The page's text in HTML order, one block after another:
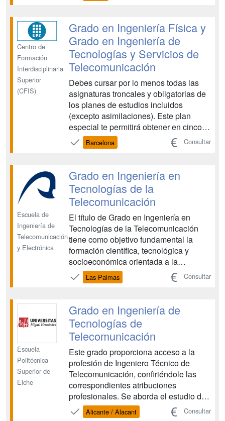
Centro de
Formación
Interdisciplinaria
Superior
(CFIS)
Grado en Ingeniería Física y
Grado en Ingeniería de
Tecnologías y Servicios de
Telecomunicación
Debes cursar por lo menos todas las
asignaturas troncales y obligatorias de
los planes de estudios incluidos
(excepto asimilaciones). Este plan
especial te permitirá obtener en cinco
años dos títulos oficiales y un título
propio de la Universitat Politècnica de
Este estudio pertenece a los ámbitos
de: Cien...
Barcelona Consultar
Escuela de
Ingeniería de
Telecomunicación
y Electrónica
Grado en Ingeniería en
Tecnologías de la
Telecomunicación
El título de Grado en Ingeniería en
Tecnologías de la Telecomunicación
tiene como objetivo fundamental la
formación científica, tecnológica y
socioeconómica orientada a la
preparación para el ejercicio
profesional en el desarrollo y aplicación
las Comunicaciones (TIC) en el ámbito
de la Telecomunicación. El fu...
Las Palmas Consultar
Escuela
Politécnica
Superior de
Elche
Grado en Ingeniería de
Tecnologías de
Telecomunicación
Este grado proporciona acceso a la
profesión de Ingeniero Técnico de
Telecomunicación, confiriéndole las
correspondientes atribuciones
profesionales. Se aborda el estudio de
las tecnologías de la información y las
comunicaciones. Estos estudios
Alicante / Alacant Consultar